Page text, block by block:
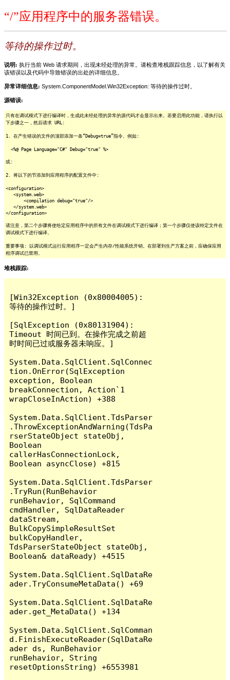
“/”应用程序中的服务器错误。
等待的操作过时。
说明: 执行当前 Web 请求期间，出现未经处理的异常。请检查堆栈跟踪信息，以了解有关
该错误以及代码中导致错误的出处的详细信息。
异常详细信息: System.ComponentModel.Win32Exception: 等待的操作过时。
源错误:
只有在调试模式下进行编译时，生成此未经处理的异常的源代码才会显示出来。若要启用此功能，请执行以
下步骤之一，然后请求 URL:
1. 在产生错误的文件的顶部添加一条“Debug=true”指令。例如:
<%@ Page Language="C#" Debug="true" %>
或:
2. 将以下的节添加到应用程序的配置文件中:
<configuration>
<system.web>
<compilation debug="true"/>
</system.web>
</configuration>
请注意，第二个步骤将使给定应用程序中的所有文件在调试模式下进行编译；第一个步骤仅使该特定文件在
调试模式下进行编译。
重要事项: 以调试模式运行应用程序一定会产生内存/性能系统开销。在部署到生产方案之前，应确保应用
程序调试已禁用。
堆栈跟踪:
[Win32Exception (0x80004005):
等待的操作过时。]
[SqlException (0x80131904):
Timeout 时间已到。在操作完成之前超
时时间已过或服务器未响应。]
System.Data.SqlClient.SqlConnec
tion.OnError(SqlException
exception, Boolean
breakConnection, Action`1
wrapCloseInAction) +388
System.Data.SqlClient.TdsParser
.ThrowExceptionAndWarning(TdsPa
rserStateObject stateObj,
Boolean
callerHasConnectionLock,
Boolean asyncClose) +815
System.Data.SqlClient.TdsParser
.TryRun(RunBehavior
runBehavior, SqlCommand
cmdHandler, SqlDataReader
dataStream,
BulkCopySimpleResultSet
bulkCopyHandler,
TdsParserStateObject stateObj,
Boolean& dataReady) +4515
System.Data.SqlClient.SqlDataRe
ader.TryConsumeMetaData() +69
System.Data.SqlClient.SqlDataRe
ader.get_MetaData() +134
System.Data.SqlClient.SqlComman
d.FinishExecuteReader(SqlDataRe
ader ds, RunBehavior
runBehavior, String
resetOptionsString) +6553981